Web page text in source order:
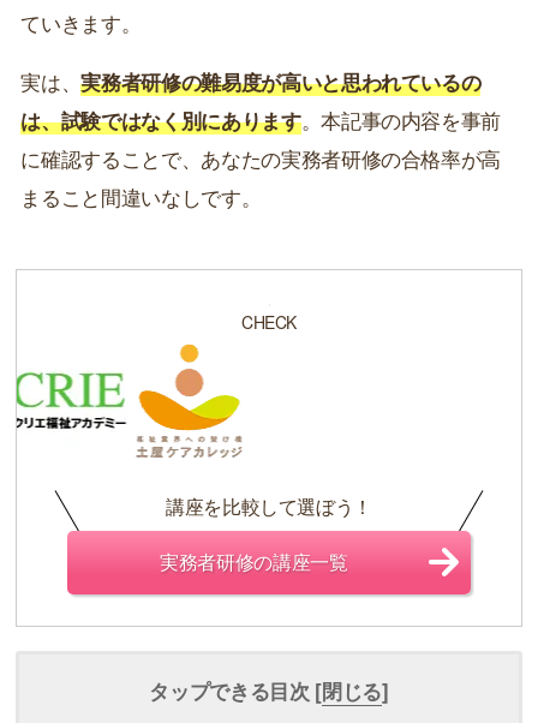
ていきます。
実は、実務者研修の難易度が高いと思われているの
は、試験ではなく別にあります。本記事の内容を事前
に確認することで、あなたの実務者研修の合格率が高
まること間違いなしです。
CHECK
講座を比較して選ぼう！
実務者研修の講座一覧
タップできる目次 [閉じる]